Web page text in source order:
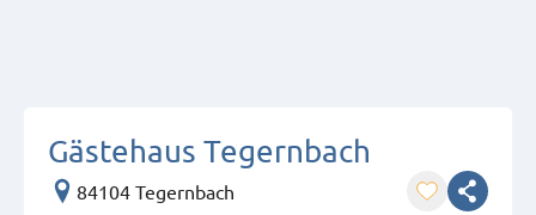
Gästehaus Tegernbach
84104 Tegernbach